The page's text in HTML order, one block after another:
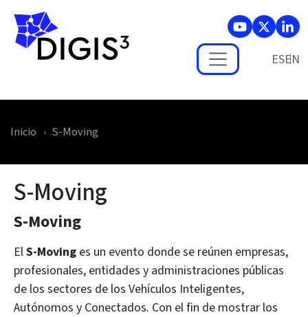
Skip to main content
ES
Inicio S-Moving
S-Moving
S-Moving
ElS-Moving es un evento donde se reúnen empresas,
profesionales, entidades y administraciones públicas
de los sectores de los Vehículos Inteligentes,
Autónomos y Conectados. Con el fin de mostrar los